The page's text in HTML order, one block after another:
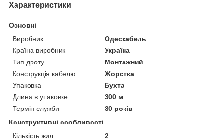
Характеристики
Основні
Виробник
Одескабель
Країна виробник
Україна
Тип дроту
Монтажний
Конструкція кабелю
Жорстка
Упаковка
Бухта
Длина в упаковке
300 м
Термін служби
30 років
Конструктивні особливості
Кількість жил
2